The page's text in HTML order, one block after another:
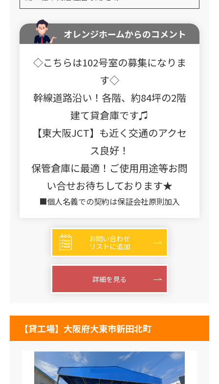
オレンジホームからのコメント
◇こちらは102号室の募集になりま
す◇
幹線道路沿い！各階、約84坪の2階
建て貸倉庫です♫
【東大阪JCT】も近く交通のアクセ
ス良好！
保管倉庫に最適！ご使用用途等お問
い合せお待ちしております★
■個人名義での契約は保証会社原則加入
お問い合わせ
リストに追加
詳細を見る
【貸工場】大阪府大東市新田北町